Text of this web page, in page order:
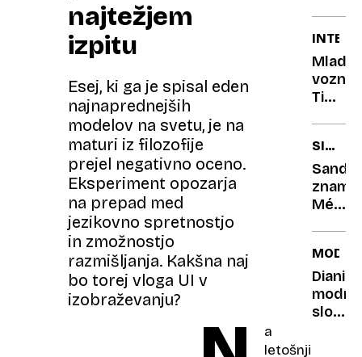
najtežjem
izpitu
Esej, ki ga je spisal eden
najnaprednejših
modelov na svetu, je na
maturi iz filozofije
prejel negativno oceno.
Eksperiment opozarja
na prepad med
jezikovno spretnostjo
in zmožnostjo
razmišljanja. Kakšna naj
bo torej vloga UI v
izobraževanju?
a
letošnji
pred
Ni za
v
je
cesto
Mladi
voznik
Tim
vozi
avto,
je
krvi
SIMBOL
znova
v
trendu
MODA
Dianin
modni
slog